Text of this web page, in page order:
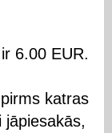
6.00 EUR.
katras